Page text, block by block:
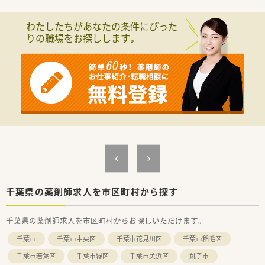
≪こんな会社です≫
■創業70年、古くから地元で愛されている、地域密着型の薬局で
す。全店船橋市内に展開しており、遠方への異動がありませんの
で、腰を据えて長く働けます。
■地域の方の介護・医療のトータルサポートを目指す会社です。
市内各地で認知症の人やその家族、地域住民が交流できるイベン
トを開催しております。
■在宅という言葉が一般的になる前から在宅業務に力を入れて
取り組んできており、経験・専門力・実績のある薬局です。
2021年には在宅専門店がオープン。2店舗で無菌調剤室を設置し
■全店舗のカウンターに透明なビニールカーテンを設置してお
り、飛沫感染防止を行っております。
≪最先端の技術を積極的に採用≫
■分譲で行っていた作業のほとんどがオンライン上でできるよ
す。
■薬剤師をより対人業務に専念させたい考えのため、患者への服
薬指導をはじめとした対人業務、薬歴の記載内容充実、医療機関
との連携に関する報告作成などに注力できる環境です。
わたしたちがあなたの条件にぴった
りの職場をお探しします。
千葉県の薬剤師求人を市区町村から探す
千葉県の薬剤師求人を市区町村からお探しいただけます。
千葉市 千葉市中央区 千葉市花見川区
千葉市稲毛区
千葉市若葉区
千葉市緑区 千葉市美浜区
銚子市